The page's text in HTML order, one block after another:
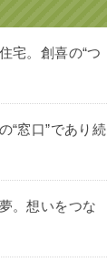
宅。創喜の“つ
“窓口”であり続
。想いをつな